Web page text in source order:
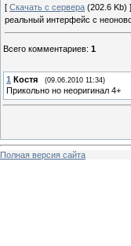
[ Скачать с сервера (202.6 Kb) ]
реальный интерфейс с
Всего комментариев: 1
1 Костя (09.06.2010 11:34)
Прикольно но неоригинал 4+
Полная версия сайта